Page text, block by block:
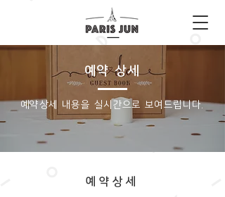
예약 상세
​예약상세 내용을 실시간으로 보여드립니다.
예약상세